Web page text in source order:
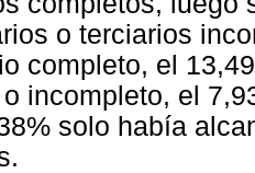
o terciarios
completo, el
incompleto, el
solo había